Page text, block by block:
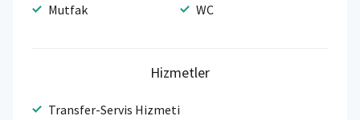
Mutfak WC
Hizmetler
Transfer-Servis Hizmeti